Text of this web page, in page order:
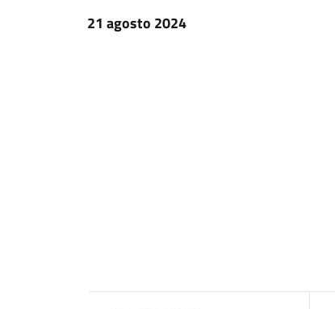
21 agosto 2024